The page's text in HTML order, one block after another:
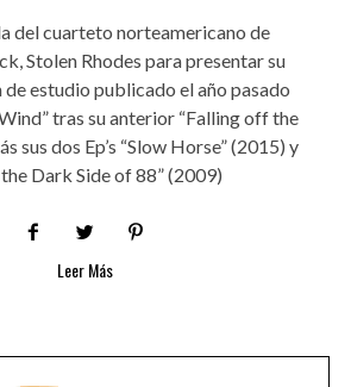
del cuarteto norteamericano de
Stolen Rhodes para presentar su
estudio publicado el año pasado
tras su anterior “Falling off the
sus dos Ep’s “Slow Horse” (2015) y
Dark Side of 88” (2009)
Leer Más